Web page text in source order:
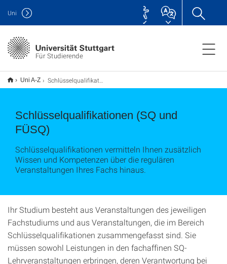
Für Studierende
Uni
Uni A-Z Schlüsselqualifikationen (SQ und FÜSQ)
Schlüsselqualifikationen (SQ und
FÜSQ)
Schlüsselqualifikationen vermitteln Ihnen zusätzlich
Wissen und Kompetenzen über die regulären
Veranstaltungen Ihres Fachs hinaus.
Ihr Studium besteht aus Veranstaltungen des jeweiligen
Fachstudiums und aus Veranstaltungen, die im Bereich
Schlüsselqualifikationen zusammengefasst sind. Sie
müssen sowohl Leistungen in den fachaffinen SQ-
Lehrveranstaltungen erbringen, deren Verantwortung bei